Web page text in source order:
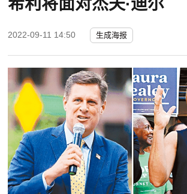
希利将面对杰夫·迪尔
2022-09-11 14:50 生成海报